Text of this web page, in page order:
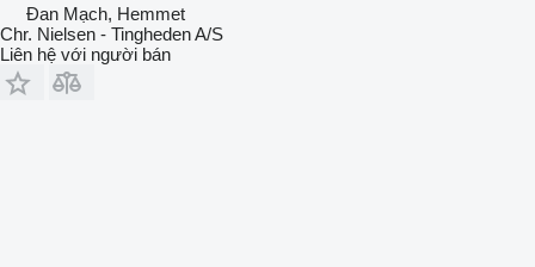
Đan Mạch, Hemmet
Chr. Nielsen - Tingheden A/S
Liên hệ với người bán